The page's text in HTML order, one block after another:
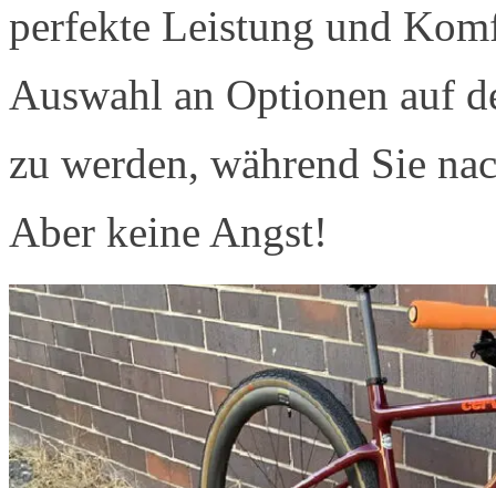
perfekte Leistung und
Auswahl an Optionen auf
zu werden, während Sie
Aber keine Angst!